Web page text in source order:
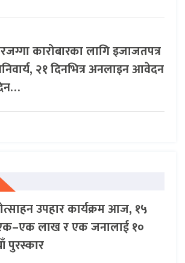
कारोबारका लागि इजाजतपत्र
२१ दिनभित्र अनलाइन आवेदन
उपहार कार्यक्रम आज, १५
लाख र एक जनालाई १०
पुरस्कार